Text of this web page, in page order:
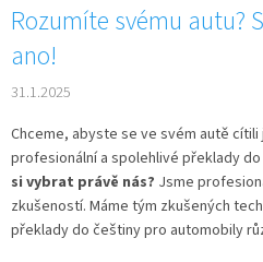
Rozumíte svému autu?
ano!
31.1.2025
Chceme, abyste se ve svém autě
profesionální a spolehlivé překlady
si vybrat právě nás? Jsme
zkušeností. Máme tým zkušených
překlady do češtiny pro automobily